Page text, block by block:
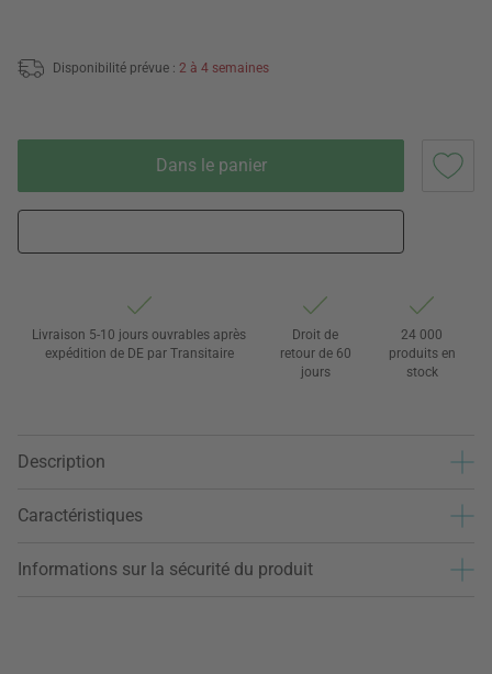
Disponibilité prévue : 2 à 4 semaines
Dans le panier
Livraison 5-10 jours ouvrables après
expédition de DE par Transitaire
Droit de
retour de 60
jours
24 000
produits en
stock
Description
Caractéristiques
Informations sur la sécurité du produit